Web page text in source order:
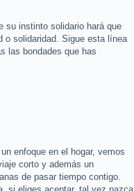
su instinto solidario hará que
o solidaridad. Sigue esta línea
las bondades que has
enfoque en el hogar, vemos
corto y además un
de pasar tiempo contigo.